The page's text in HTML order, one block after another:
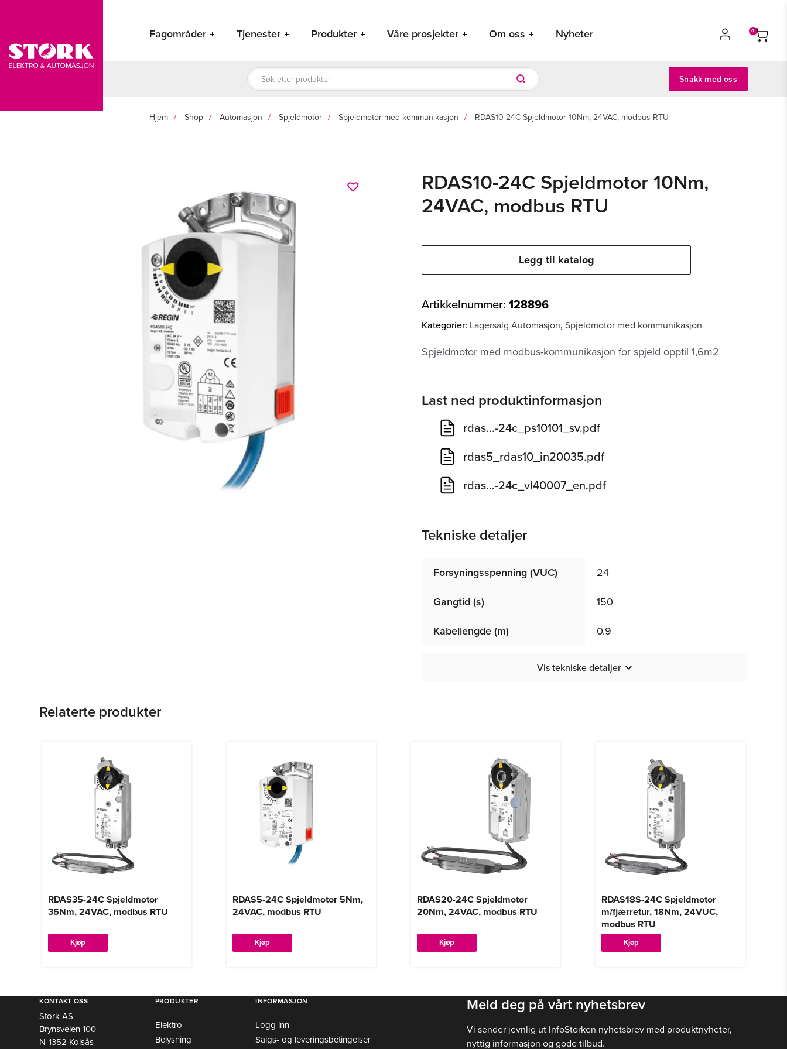
innholdet
Fagområder Tjenester Produkter Våre prosjekter Om oss Nyheter
Products
search Snakk med oss
Hjem Shop Automasjon Spjeldmotor Spjeldmotor med kommunikasjon RDAS10-24C Spjeldmotor 10Nm, 24VAC, modbus RTU
RDAS10-24C Spjeldmotor 10Nm,
24VAC, modbus RTU
Legg til katalog
Artikkelnummer:128896
Kategorier: Lagersalg Automasjon,Spjeldmotor med kommunikasjon
Spjeldmotor med modbus-kommunikasjon for spjeld opptil 1,6m2
Last ned produktinformasjon
rdas...-24c_ps10101_sv.pdf
rdas5_rdas10_in20035.pdf
rdas...-24c_vl40007_en.pdf
Tekniske detaljer
Forsyningsspenning (VUC)
24
Gangtid (s)
150
Kabellengde (m)
0.9
Vis tekniske detaljer
Relaterte produkter
RDAS35-24C Spjeldmotor
35Nm, 24VAC, modbus RTU
Kjøp
RDAS5-24C Spjeldmotor 5Nm,
24VAC, modbus RTU
Kjøp
RDAS20-24C Spjeldmotor
20Nm, 24VAC, modbus RTU
Kjøp
RDAS18S-24C Spjeldmotor
m/fjærretur, 18Nm, 24VUC,
modbus RTU
Kjøp
KONTAKT OSS
Stork AS
Brynsveien 100
N-1352 Kolsås
PRODUKTER
Elektro
Belysning
INFORMASJON
Logg inn
Salgs- og leveringsbetingelser
Meld deg på vårt nyhetsbrev
Vi sender jevnlig ut InfoStorken nyhetsbrev med produktnyheter,
nyttig informasjon og gode tilbud.